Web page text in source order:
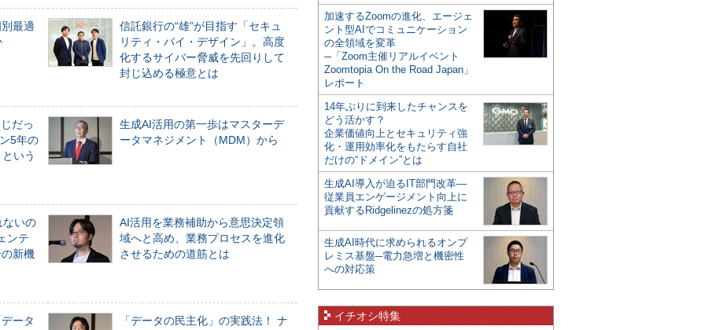
最適
信託銀行の“雄”が目指す「セキュ
リティ・バイ・デザイン」。高度
化するサイバー脅威を先回りして
封じ込める極意とは
だっ
5年の
いう
生成AI活用の第一歩はマスターデ
ータマネジメント（MDM）から
ないの
ンテ
新機
AI活用を業務補助から意思決定領
域へと高め、業務プロセスを進化
させるための道筋とは
ータ 「データの民主化」の実践法！ ナ
加速するZoomの進化、エージェ
ント型AIでコミュニケーション
の全領域を変革
─「Zoom主催リアルイベント
Zoomtopia On the Road Japan」
レポート
14年ぶりに到来したチャンスを
どう活かす？
企業価値向上とセキュリティ強
化・運用効率化をもたらす自社
だけの“ドメイン”とは
生成AI導入が迫るIT部門改革―
従業員エンゲージメント向上に
貢献するRidgelinezの処方箋
生成AI時代に求められるオンプ
レミス基盤─電力急増と機密性
への対応策
イチオシ特集